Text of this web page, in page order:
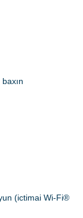
(ictimai Wi-Fi®